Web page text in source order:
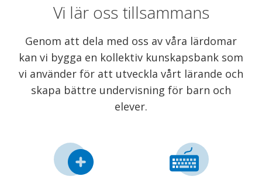
Vi lär oss tillsammans
Genom att dela med oss av våra lärdomar
kan vi bygga en kollektiv kunskapsbank som
vi använder för att utveckla vårt lärande och
skapa bättre undervisning för barn och
elever.